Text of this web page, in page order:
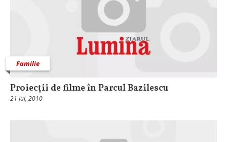
Familie
Proiecţii de filme în Parcul Bazilescu
21 Iul, 2010